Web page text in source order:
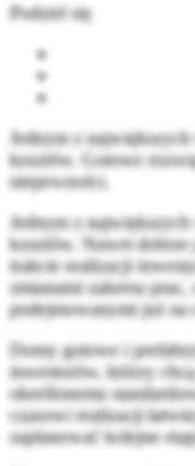
Podziel się
Jednym z
kosztów. Gotowe
niepewności.
Jednym z
kosztów. Nawet
trakcie realizacji
zmianami zakresu
podejmowanymi już na
Domy gotowe i
inwestorów, którzy
określonemu
czasowi realizacji
zaplanować kolejne